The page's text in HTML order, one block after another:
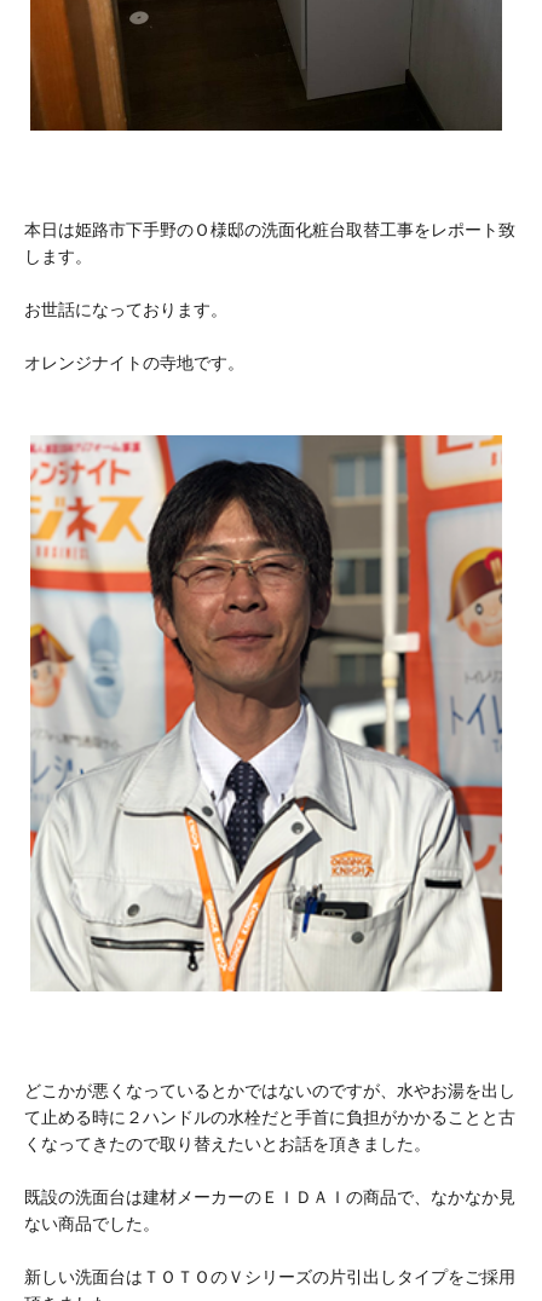
本日は姫路市下手野のＯ様邸の洗面化粧台取替工事をレポート致
します。
お世話になっております。
オレンジナイトの寺地です。
どこかが悪くなっているとかではないのですが、水やお湯を出し
て止める時に２ハンドルの水栓だと手首に負担がかかることと古
くなってきたので取り替えたいとお話を頂きました。
既設の洗面台は建材メーカーのＥＩＤＡＩの商品で、なかなか見
ない商品でした。
新しい洗面台はＴＯＴＯのＶシリーズの片引出しタイプをご採用